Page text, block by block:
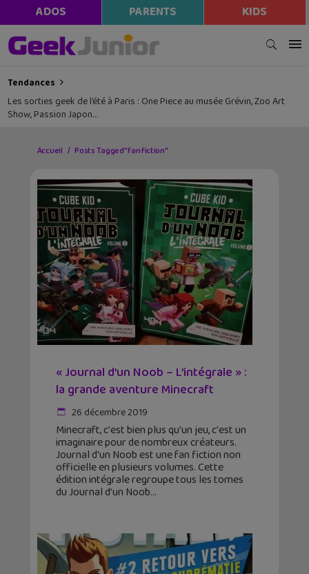
ADOS PARENTS KIDS
Tendances
Les sorties geek de l’été à Paris : One Piece au musée Grévin, Zoo Art
Show, Passion Japon…
Accueil Posts Tagged "fan fiction"
« Journal d’un Noob – L’intégrale » :
la grande aventure Minecraft
26 décembre 2019
Minecraft, c'est bien plus qu'un jeu, c'est un
imaginaire pour de nombreux créateurs.
Journal d'un Noob est une fan fiction non
officielle en plusieurs volumes. Cette
édition intégrale regroupe tous les tomes
du Journal d’un Noob